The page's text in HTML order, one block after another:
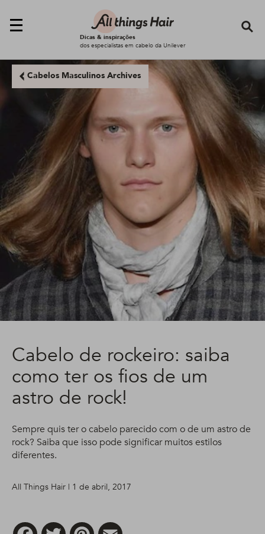
Dicas & inspirações
dos especialistas em cabelo da Unilever
Cabelos Masculinos Archives
Cabelo de rockeiro: saiba
como ter os fios de um
astro de rock!
Sempre quis ter o cabelo parecido com o de um astro de
rock? Saiba que isso pode significar muitos estilos
diferentes.
All Things Hair | 1 de abril, 2017
FacebookTwitter Pinterest